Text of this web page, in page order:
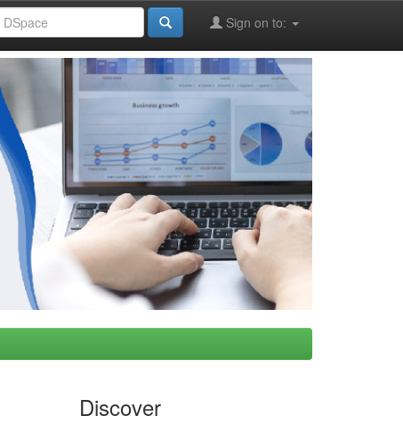
Sign on to:
Discover